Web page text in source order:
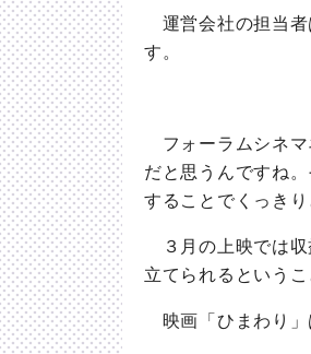
運営会社の担当者
す。
フォーラムシネマ
だと思うんですね
することでくっき
３月の上映では収
立てられるというこ
映画「ひまわり」